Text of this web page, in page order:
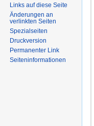
Links auf diese Seite
Änderungen an
verlinkten Seiten
Spezialseiten
Druckversion
Permanenter Link
Seiten­informationen